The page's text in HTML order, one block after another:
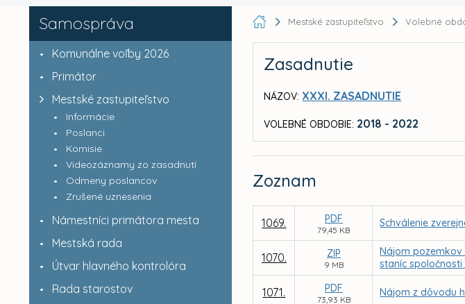
Samospráva
Komunálne voľby 2026
Primátor
Mestské zastupiteľstvo
Informácie
Poslanci
Komisie
Videozáznamy zo zasadnutí
Odmeny poslancov
Zrušené uznesenia
Námestníci primátora mesta
Mestská rada
Útvar hlavného kontrolóra
Rada starostov
Mestské zastupiteľstvo Volebné
Zasadnutie
NÁZOV: XXXI. ZASADNUTIE
VOLEBNÉ OBDOBIE: 2018 - 2022
Zoznam
1069. PDF
79,45 KB
Schválenie
1070. ZIP
9 MB
Nájom
staníc spoločnosti
1071. PDF
73,93 KB
Nájom z dôvodu